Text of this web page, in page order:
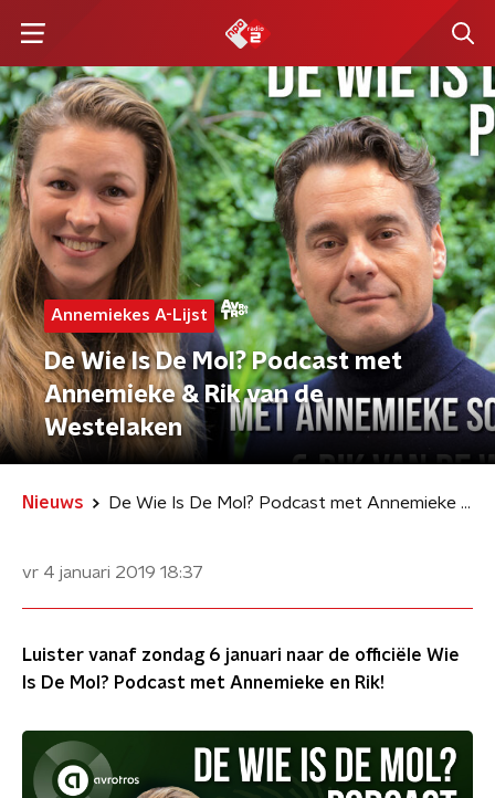
Annemiekes A-Lijst
De Wie Is De Mol? Podcast met
Annemieke & Rik van de
Westelaken
Nieuws De Wie Is De Mol? Podcast met Annemieke & Rik van de Westelaken
vr 4 januari 2019 18:37
Luister vanaf zondag 6 januari naar de officiële Wie
Is De Mol? Podcast met Annemieke en Rik!